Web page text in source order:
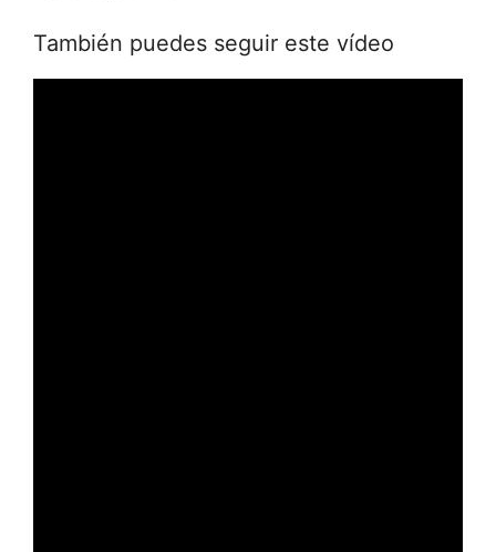
También puedes seguir este vídeo